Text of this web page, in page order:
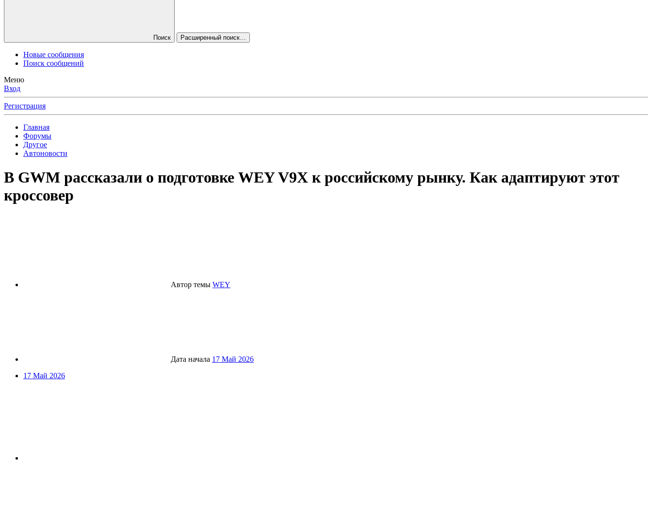
Поиск Расширенный поиск…
Новые сообщения
Поиск сообщений
Меню
Вход
Регистрация
Главная
Форумы
Другое
Автоновости
В GWM рассказали о подготовке WEY V9X к российскому рынку. Как адаптируют этот
кроссовер
Автор темы WEY
Дата начала 17 Май 2026
17 Май 2026